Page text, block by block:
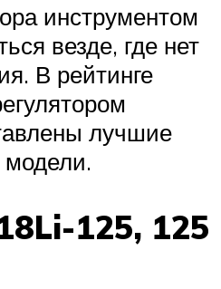
инструментом
везде, где нет
В рейтинге
лучшие
модели.
125, 125